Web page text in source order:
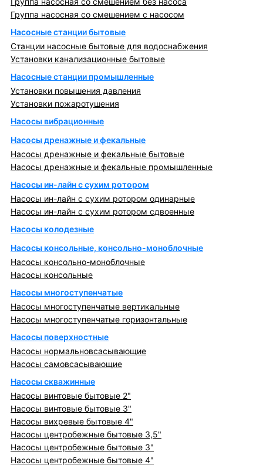
Группа насосная со смешением с насосом
Насосные станции бытовые
Станции насосные бытовые для водоснабжения
Установки канализационные бытовые
Насосные станции промышленные
Установки повышения давления
Установки пожаротушения
Насосы вибрационные
Насосы дренажные и фекальные
Насосы дренажные и фекальные бытовые
Насосы дренажные и фекальные промышленные
Насосы ин-лайн с сухим ротором
Насосы ин-лайн с сухим ротором одинарные
Насосы ин-лайн с сухим ротором сдвоенные
Насосы колодезные
Насосы консольные, консольно-моноблочные
Насосы консольно-моноблочные
Насосы консольные
Насосы многоступенчатые
Насосы многоступенчатые вертикальные
Насосы многоступенчатые горизонтальные
Насосы поверхностные
Насосы нормальновсасывающие
Насосы самовсасывающие
Насосы скважинные
Насосы винтовые бытовые 2"
Насосы винтовые бытовые 3"
Насосы вихревые бытовые 4"
Насосы центробежные бытовые 3,5"
Насосы центробежные бытовые 3"
Насосы центробежные бытовые 4"